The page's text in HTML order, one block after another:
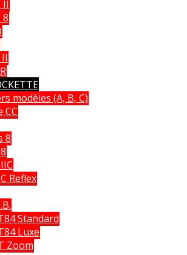
II
8
modèles (A, B, C)
CC
8
Reflex
Standard
Luxe
Zoom